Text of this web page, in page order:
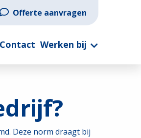
Offerte aanvragen
Contact Werken bij
Deze norm draagt bij